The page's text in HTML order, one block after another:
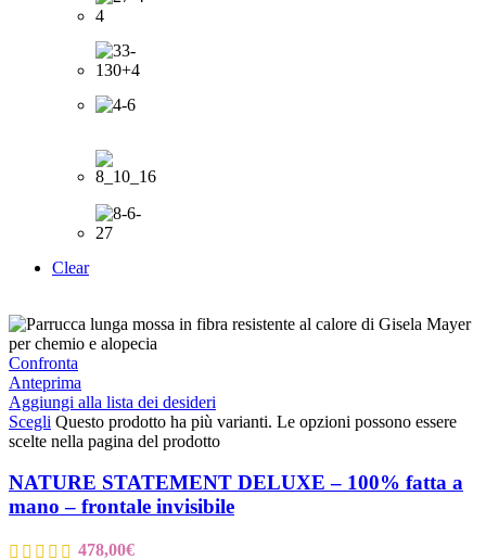
Clear
Confronta
Anteprima
Aggiungi alla lista dei desideri
Scegli Questo prodotto ha più varianti. Le opzioni possono essere
scelte nella pagina del prodotto
NATURE STATEMENT DELUXE – 100% fatta a
mano – frontale invisibile
478,00€